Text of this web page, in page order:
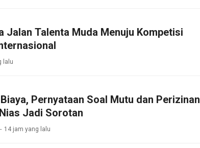
Jalan Talenta Muda Menuju Kompetisi
lalu
Pernyataan Soal Mutu dan Perizinan
Jadi Sorotan
14 jam yang lalu